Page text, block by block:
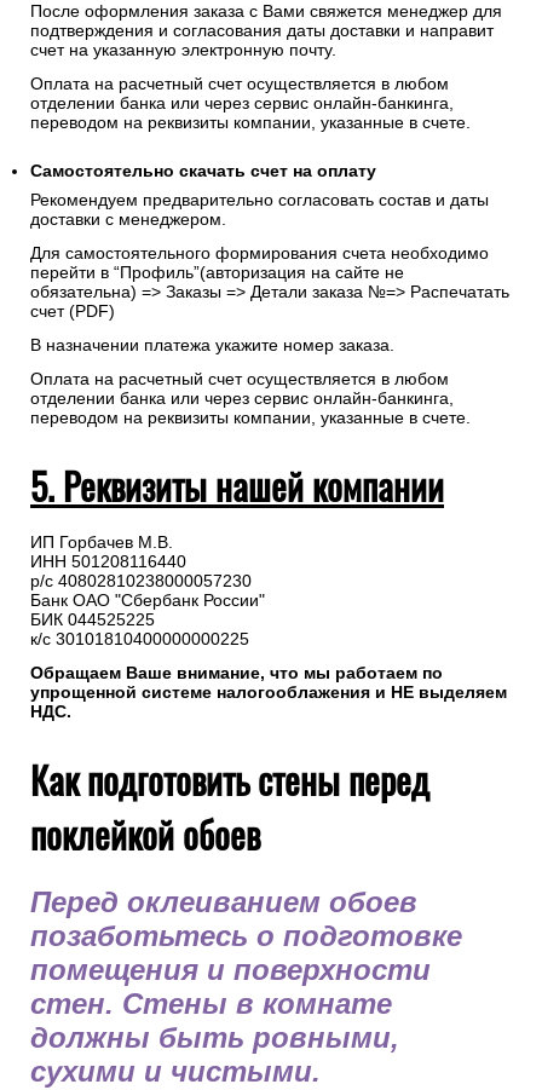
После оформления заказа с Вами свяжется менеджер для
подтверждения и согласования даты доставки и направит
счет на указанную электронную почту.
Оплата на расчетный счет осуществляется в любом
отделении банка или через сервис онлайн-банкинга,
переводом на реквизиты компании, указанные в счете.
Самостоятельно скачать счет на оплату
Рекомендуем предварительно согласовать состав и даты
доставки с менеджером.
Для самостоятельного формирования счета необходимо
перейти в “Профиль”(авторизация на сайте не
обязательна) => Заказы => Детали заказа №=> Распечатать
счет (PDF)
В назначении платежа укажите номер заказа.
Оплата на расчетный счет осуществляется в любом
отделении банка или через сервис онлайн-банкинга,
переводом на реквизиты компании, указанные в счете.
5. Реквизиты нашей компании
ИП Горбачев М.В.
ИНН 501208116440
р/с 40802810238000057230
Банк ОАО "Сбербанк России"
БИК 044525225
к/с 30101810400000000225
Обращаем Ваше внимание, что мы работаем по
упрощенной системе налогооблажения и НЕ выделяем
НДС.
Как подготовить стены перед
поклейкой обоев
Перед оклеиванием обоев
позаботьтесь о подготовке
помещения и поверхности
стен. Стены в комнате
должны быть ровными,
сухими и чистыми.